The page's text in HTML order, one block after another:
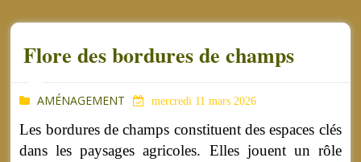
Flore des bordures de champs
AMÉNAGEMENT mercredi 11 mars 2026
Les bordures de champs constituent des espaces clés
dans les paysages agricoles. Elles jouent un rôle